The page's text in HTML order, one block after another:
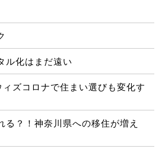
ル化はまだ遠い
ィズコロナで住まい選びも変化す
る？！神奈川県への移住が増え